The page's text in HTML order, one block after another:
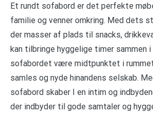
Et rundt sofabord er det perfekte
familie og venner omkring. Med dets
der masser af plads til snacks,
kan tilbringe hyggelige timer sammen i
sofabordet være midtpunktet i
samles og nyde hinandens selskab.
sofabord skaber I en intim og
der indbyder til gode samtaler og